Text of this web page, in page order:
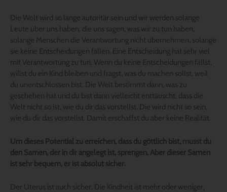
Die Welt wird so lange autoritär sein und wir werden solange
Leute über uns haben, die uns sagen, was wir zu tun haben,
solange Menschen die Verantwortung nicht übernehmen, solange
sie keine Entscheidungen fällen. Eine Entscheidung hat sehr viel
mit Verantwortung zu tun. Wenn du keine Entscheidungen fällst,
willst du ein Kind bleiben und fragst, was du machen sollst, weil
du unentschlossen bist. Die Welt bestimmt dann, was zu
geschehen hat und du bist dann vielleicht enttäuscht, dass die
Welt nicht so ist, wie du dir das vorstellst. Die wird nicht so sein,
wie du dir das vorstellst. Damit erschaffst du aber keine Realität.
Um dieses Potential zu erreichen, dass du göttlich bist, musst du
den Samen, der in dir angelegt ist, sprengen. Aber dieser Samen
ist sehr bequem, er ist absolut sicher.
Der Uterus ist auch sicher. Die Kindheit ist mehr oder weniger,